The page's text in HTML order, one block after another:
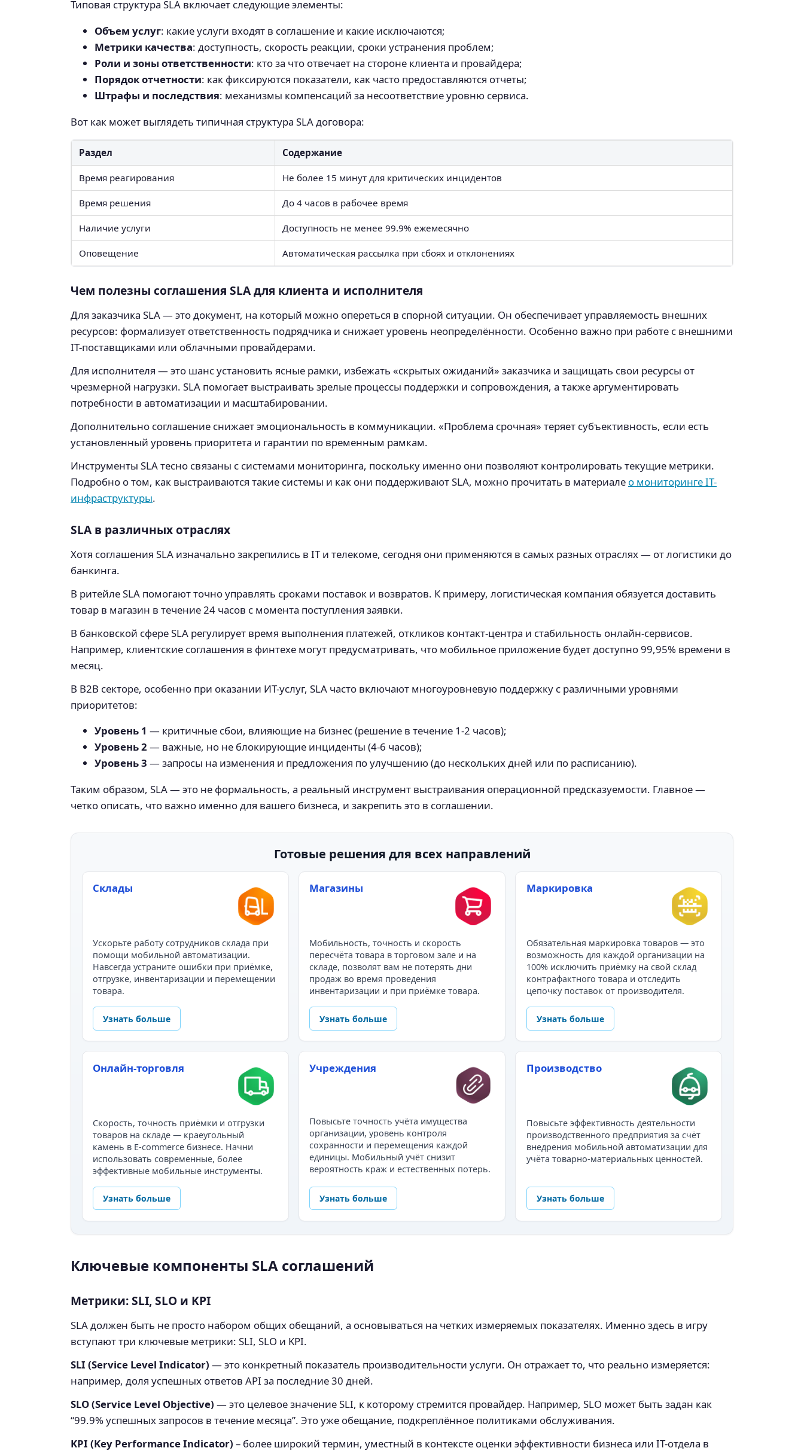
Типовая структура SLA включает следующие элементы:
Объем услуг: какие услуги входят в соглашение и какие исключаются;
Метрики качества: доступность, скорость реакции, сроки устранения проблем;
Роли и зоны ответственности: кто за что отвечает на стороне клиента и провайдера;
Порядок отчетности: как фиксируются показатели, как часто предоставляются отчеты;
Штрафы и последствия: механизмы компенсаций за несоответствие уровню сервиса.
Вот как может выглядеть типичная структура SLA договора:
Раздел Содержание
Время реагирования Не более 15 минут для критических инцидентов
Время решения До 4 часов в рабочее время
Наличие услуги Доступность не менее 99.9% ежемесячно
Оповещение Автоматическая рассылка при сбоях и отклонениях
Чем полезны соглашения SLA для клиента и исполнителя
Для заказчика SLA — это документ, на который можно опереться в спорной ситуации. Он обеспечивает управляемость внешних
ресурсов: формализует ответственность подрядчика и снижает уровень неопределённости. Особенно важно при работе с внешними
IT-поставщиками или облачными провайдерами.
Для исполнителя — это шанс установить ясные рамки, избежать «скрытых ожиданий» заказчика и защищать свои ресурсы от
чрезмерной нагрузки. SLA помогает выстраивать зрелые процессы поддержки и сопровождения, а также аргументировать
потребности в автоматизации и масштабировании.
Дополнительно соглашение снижает эмоциональность в коммуникации. «Проблема срочная» теряет субъективность, если есть
установленный уровень приоритета и гарантии по временным рамкам.
Инструменты SLA тесно связаны с системами мониторинга, поскольку именно они позволяют контролировать текущие метрики.
Подробно о том, как выстраиваются такие системы и как они поддерживают SLA, можно прочитать в материале о мониторинге IT-
инфраструктуры.
SLA в различных отраслях
Хотя соглашения SLA изначально закрепились в IT и телекоме, сегодня они применяются в самых разных отраслях — от логистики до
банкинга.
В ритейле SLA помогают точно управлять сроками поставок и возвратов. К примеру, логистическая компания обязуется доставить
товар в магазин в течение 24 часов с момента поступления заявки.
В банковской сфере SLA регулирует время выполнения платежей, откликов контакт-центра и стабильность онлайн-сервисов.
Например, клиентские соглашения в финтехе могут предусматривать, что мобильное приложение будет доступно 99,95% времени в
месяц.
В B2B секторе, особенно при оказании ИТ-услуг, SLA часто включают многоуровневую поддержку с различными уровнями
приоритетов:
Уровень 1 — критичные сбои, влияющие на бизнес (решение в течение 1-2 часов);
Уровень 2 — важные, но не блокирующие инциденты (4-6 часов);
Уровень 3 — запросы на изменения и предложения по улучшению (до нескольких дней или по расписанию).
Таким образом, SLA — это не формальность, а реальный инструмент выстраивания операционной предсказуемости. Главное —
четко описать, что важно именно для вашего бизнеса, и закрепить это в соглашении.
Готовые решения для всех направлений
Склады
Ускорьте работу сотрудников склада при
помощи мобильной автоматизации.
Навсегда устраните ошибки при приёмке,
отгрузке, инвентаризации и перемещении
товара.
Узнать больше
Магазины
Мобильность, точность и скорость
пересчёта товара в торговом зале и на
складе, позволят вам не потерять дни
продаж во время проведения
инвентаризации и при приёмке товара.
Узнать больше
Маркировка
Обязательная маркировка товаров — это
возможность для каждой организации на
100% исключить приёмку на свой склад
контрафактного товара и отследить
цепочку поставок от производителя.
Узнать больше
Онлайн-торговля
Скорость, точность приёмки и отгрузки
товаров на складе — краеугольный
камень в E-commerce бизнесе. Начни
использовать современные, более
эффективные мобильные инструменты.
Узнать больше
Учреждения
Повысьте точность учёта имущества
организации, уровень контроля
сохранности и перемещения каждой
единицы. Мобильный учёт снизит
вероятность краж и естественных потерь.
Узнать больше
Производство
Повысьте эффективность деятельности
производственного предприятия за счёт
внедрения мобильной автоматизации для
учёта товарно-материальных ценностей.
Узнать больше
Ключевые компоненты SLA соглашений
Метрики: SLI, SLO и KPI
SLA должен быть не просто набором общих обещаний, а основываться на четких измеряемых показателях. Именно здесь в игру
вступают три ключевые метрики: SLI, SLO и KPI.
SLI (Service Level Indicator) — это конкретный показатель производительности услуги. Он отражает то, что реально измеряется:
например, доля успешных ответов API за последние 30 дней.
SLO (Service Level Objective) — это целевое значение SLI, к которому стремится провайдер. Например, SLO может быть задан как
“99.9% успешных запросов в течение месяца”. Это уже обещание, подкреплённое политиками обслуживания.
KPI (Key Performance Indicator) – более широкий термин, уместный в контексте оценки эффективности бизнеса или IT-отдела в